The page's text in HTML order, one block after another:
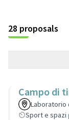
28 proposals
Campo di
Laboratorio
Sport e spazi